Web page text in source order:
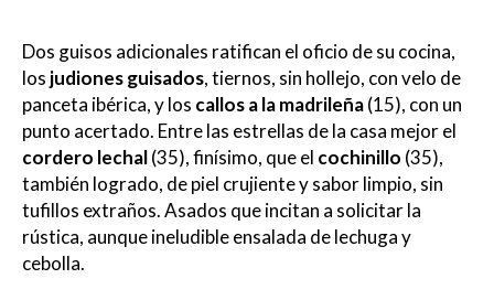
Dos guisos adicionales ratifican el oficio de su cocina,
los judiones guisados, tiernos, sin hollejo, con velo de
panceta ibérica, y los callos a la madrileña(15), con un
punto acertado. Entre las estrellas de la casa mejor el
cordero lechal(35), finísimo, que el cochinillo (35),
también logrado, de piel crujiente y sabor limpio, sin
tufillos extraños. Asados que incitan a solicitar la
rústica, aunque ineludible ensalada de lechuga y
cebolla.